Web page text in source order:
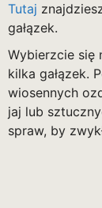
Tutaj
gałązek.
Wybierzcie się
kilka gałązek.
wiosennych
jaj lub
spraw, by